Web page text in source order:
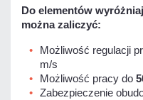
Do elementów
można zaliczyć:
Możliwość regulacji
m/s
Możliwość pracy do
Zabezpieczenie